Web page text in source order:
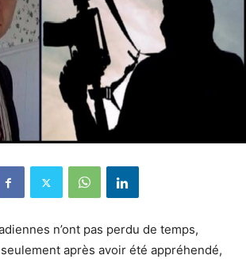
n’ont pas perdu de temps,
après avoir été appréhendé,